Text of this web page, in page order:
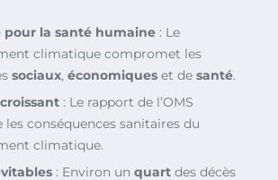
pour la santé humaine : Le
climatique compromet les
sociaux, économiques et de santé.
: Le rapport de l’OMS
les conséquences sanitaires du
climatique.
: Environ un quart des décès